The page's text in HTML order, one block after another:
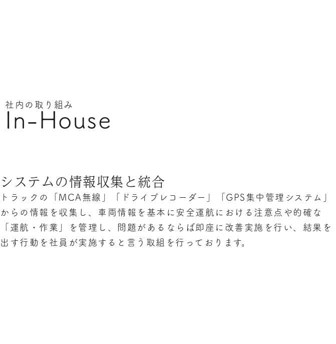
社内の取り組み
In-House
システムの情報収集と統合
トラックの「MCA無線」「ドライブレコーダー」「GPS集中管理システム」
からの情報を収集し、車両情報を基本に安全運航における注意点や的確な
「運航・作業」を管理し、問題があるならば即座に改善実施を行い、結果を
出す行動を社員が実施すると言う取組を行っております。